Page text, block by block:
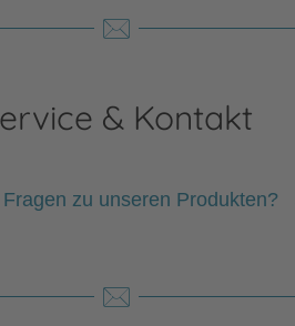
& Kontakt
zu unseren Produkten?